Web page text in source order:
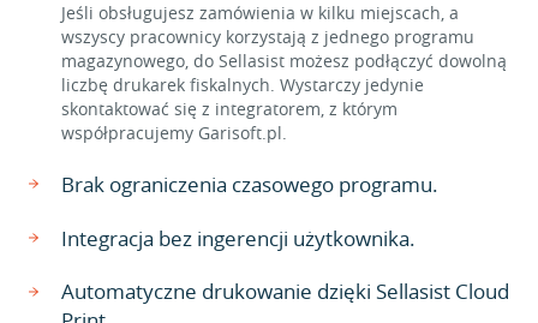
Jeśli obsługujesz zamówienia w kilku miejscach, a
wszyscy pracownicy korzystają z jednego programu
magazynowego, do Sellasist możesz podłączyć dowolną
liczbę drukarek fiskalnych. Wystarczy jedynie
skontaktować się z integratorem, z którym
współpracujemy Garisoft.pl.
Brak ograniczenia czasowego programu.
Integracja bez ingerencji użytkownika.
Automatyczne drukowanie dzięki Sellasist Cloud